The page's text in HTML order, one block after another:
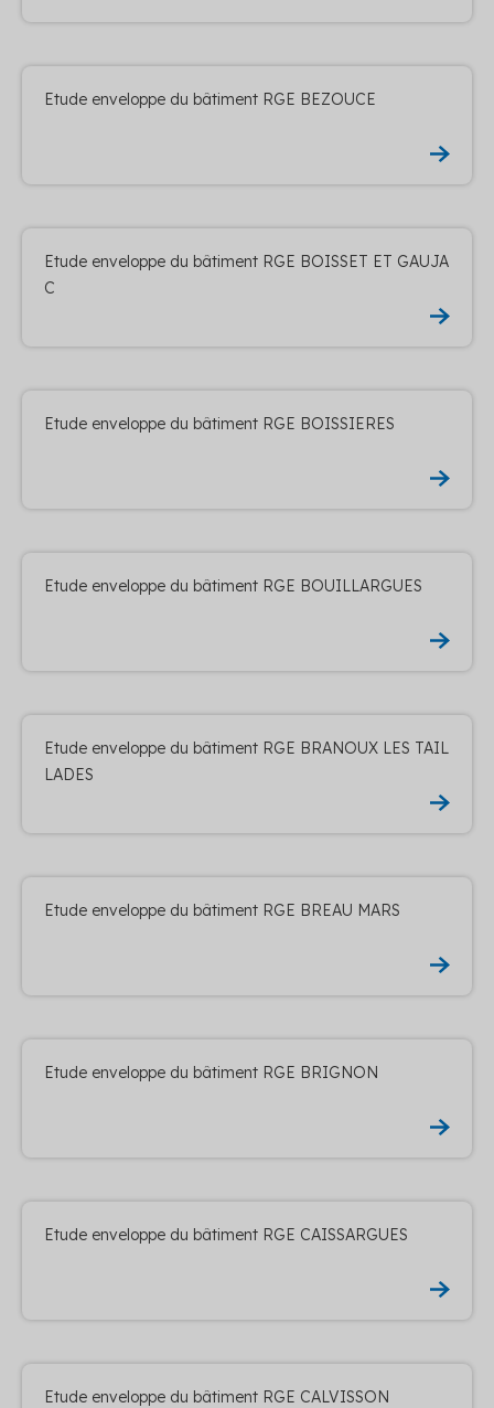
Etude enveloppe du bâtiment RGE BEZOUCE
Etude enveloppe du bâtiment RGE BOISSET ET GAUJA
C
Etude enveloppe du bâtiment RGE BOISSIERES
Etude enveloppe du bâtiment RGE BOUILLARGUES
Etude enveloppe du bâtiment RGE BRANOUX LES TAIL
LADES
Etude enveloppe du bâtiment RGE BREAU MARS
Etude enveloppe du bâtiment RGE BRIGNON
Etude enveloppe du bâtiment RGE CAISSARGUES
Etude enveloppe du bâtiment RGE CALVISSON